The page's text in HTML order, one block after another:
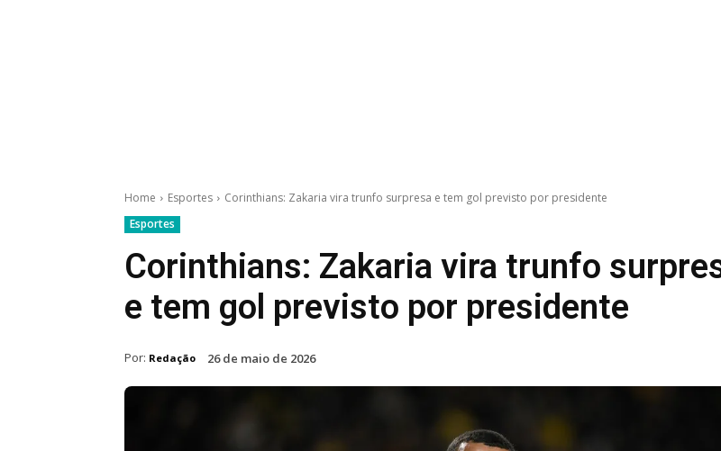
Home Esportes
Corinthians: Zakaria vira trunfo surpresa e tem gol previsto por presidente
Esportes
Corinthians: Zakaria vira trunfo
e tem gol previsto por presidente
Por: Redação 26 de maio de 2026